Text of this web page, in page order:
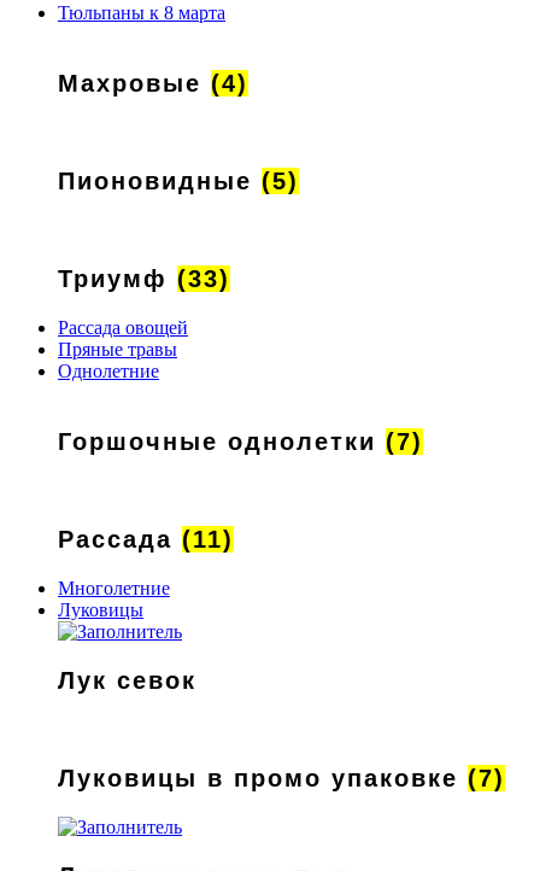
Тюльпаны к 8 марта
Махровые (4)
Пионовидные (5)
Триумф (33)
Рассада овощей
Пряные травы
Однолетние
Горшочные однолетки (7)
Рассада (11)
Многолетние
Луковицы
Лук севок
Луковицы в промо упаковке (7)